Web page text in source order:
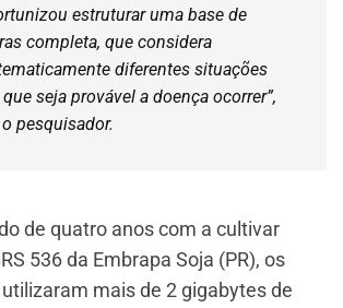
estruturar uma base de
completa, que considera
diferentes situações
seja provável a doença ocorrer”,
pesquisador.
de quatro anos com a cultivar
536 da Embrapa Soja (PR), os
mais de 2 gigabytes de